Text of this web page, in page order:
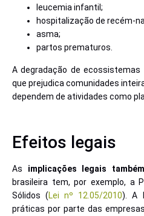
leucemia infantil;
hospitalização de recém-
asma;
partos prematuros.
A degradação de
que prejudica comunidades
dependem de atividades como
Efeitos legais
As implicações legais
brasileira tem, por exemplo, a
Sólidos (Lei nº 12.05/2010). A
práticas por parte das